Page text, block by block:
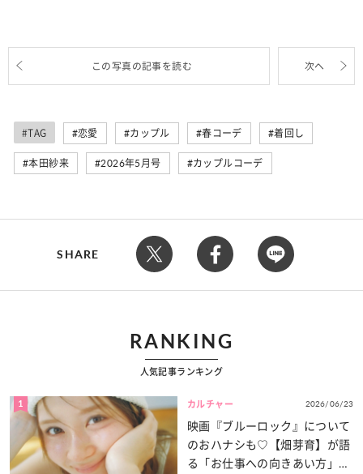
この写真の記事を読む 次へ
#TAG 恋愛 カップル 春コーデ 着回し
本田紗来 2026年5月号 カップルコーデ
SHARE
RANKING
人気記事ランキング
1 カルチャー 2026/06/23
映画『ブルーロック』について
のおハナシも♡【畑芽育】が語
る「お仕事への向きあい方」と